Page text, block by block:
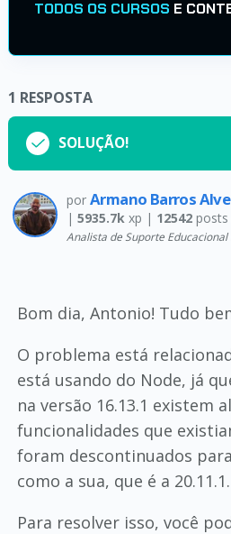
TODOS OS CURSOS E
1 RESPOSTA
SOLUÇÃO!
por Armano Barros
| 5935.7kxp | 12542posts
Analista de Suporte Educacional
Bom dia, Antonio! Tudo
O problema está
está usando do Node, já
na versão 16.13.1 existem
funcionalidades que
foram descontinuados
como a sua, que é a 20.11.1.
Para resolver isso, você